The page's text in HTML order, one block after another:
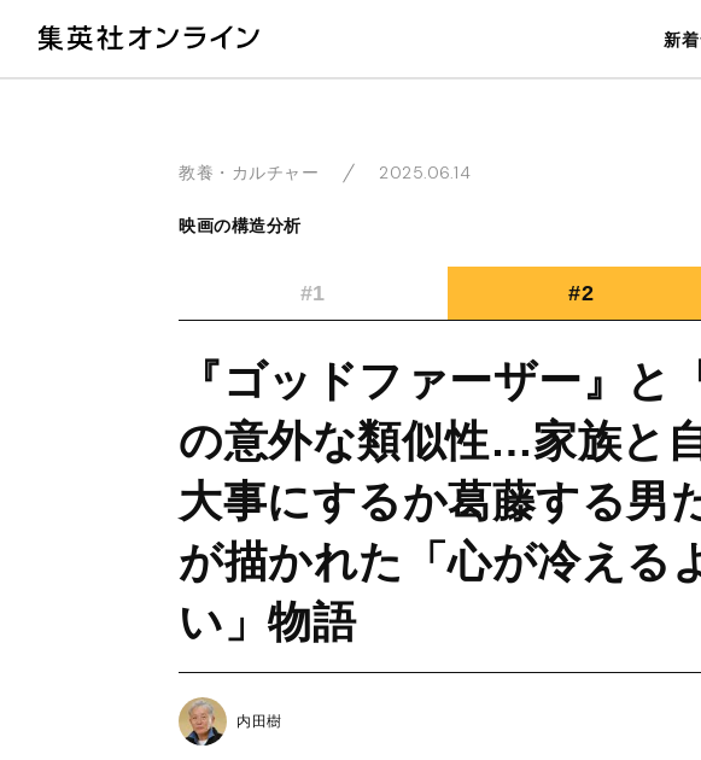
新着
暮
教養・カルチャー 2025.06.14
映画の構造分析
#1 #2
『ゴッドファーザー』と
の意外な類似性…家族と
大事にするか葛藤する男
が描かれた「心が冷える
い」物語
内田樹